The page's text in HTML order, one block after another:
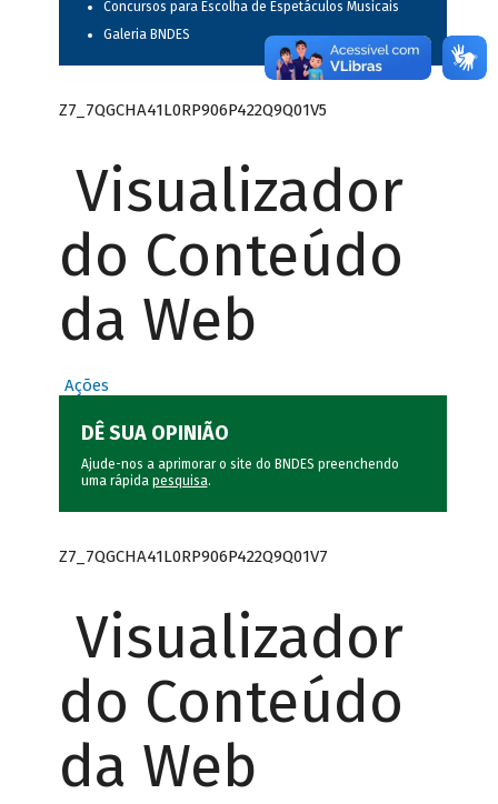
Concursos para Escolha de Espetáculos Musicais
Galeria BNDES
Z7_7QGCHA41L0RP906P422Q9Q01V5
Visualizador
do Conteúdo
da Web
Ações
DÊ SUA OPINIÃO
Ajude-nos a aprimorar o site do BNDES preenchendo
uma rápida pesquisa.
Z7_7QGCHA41L0RP906P422Q9Q01V7
Visualizador
do Conteúdo
da Web